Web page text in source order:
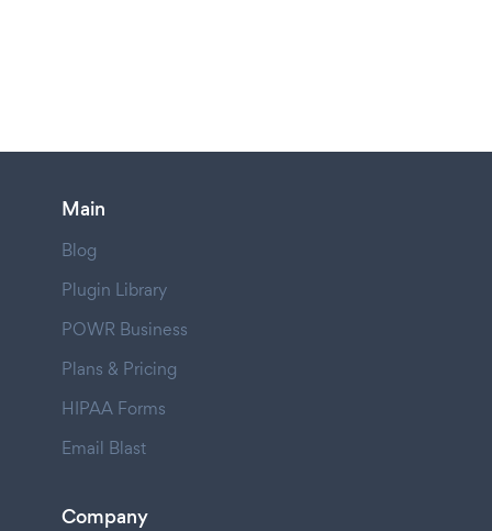
Main
Blog
Plugin Library
POWR Business
Plans & Pricing
HIPAA Forms
Email Blast
Company